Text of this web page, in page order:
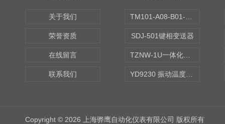
关于我们
荣誉资质
在线留言
联系我们
SDJ-501键相变送器
Copyright © 2026 上海骅鹰自动化仪表有限公司 版权所有